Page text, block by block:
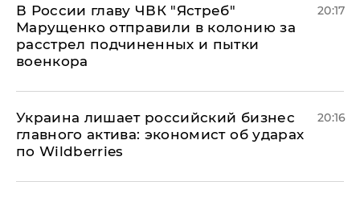
В России главу ЧВК "Ястреб"
Марущенко отправили в колонию за
расстрел подчиненных и пытки
военкора
20:17
​Украина лишает российский бизнес
главного актива: экономист об ударах
по Wildberries
20:16